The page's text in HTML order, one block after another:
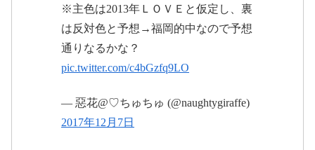
年12月8日
2017
年12月9日
※主色は2013年ＬＯＶＥと仮定し、裏
は反対色と予想→福岡的中なので予想
通りなるかな？
pic.twitter.com/c4bGzfq9LO
— 惡花@♡ちゅちゅ (@naughtygiraffe)
2017年12月7日